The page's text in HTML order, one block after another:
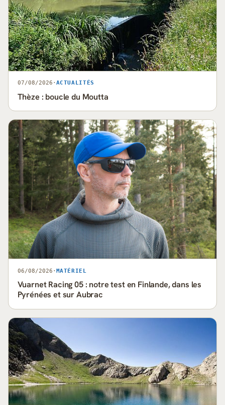
07/08/2026 · ACTUALITÉS
Thèze : boucle du Moutta
06/08/2026 · MATÉRIEL
Vuarnet Racing 05 : notre test en Finlande, dans les
Pyrénées et sur Aubrac